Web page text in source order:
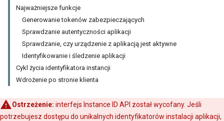
Najważniejsze funkcje
Generowanie tokenów zabezpieczających
Sprawdzanie autentyczności aplikacji
Sprawdzanie, czy urządzenie z aplikacją jest aktywne
Identyfikowanie i śledzenie aplikacji
Cykl życia identyfikatora instancji
Wdrożenie po stronie klienta
Ostrzeżenie: interfejs Instance ID API został wycofany. Jeśli
potrzebujesz dostępu do unikalnych identyfikatorów instalacji aplikacji,